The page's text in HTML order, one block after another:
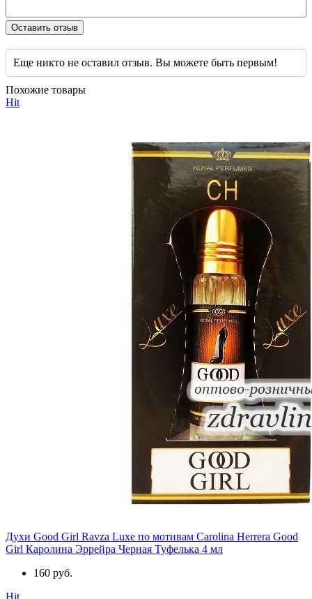
Оставить отзыв
Еще никто не оставил отзыв. Вы можете быть первым!
Похожие товары
Hit
Духи Good Girl Ravza Luxe по мотивам Carolina Herrera Good
Girl Каролина Эррейра Черная Туфелька 4 мл
160 руб.
Hit